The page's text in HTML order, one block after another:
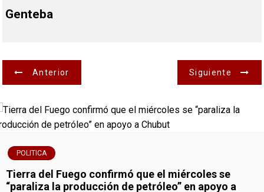
Genteba
N
a
v
e
g
Anterior Siguiente
POLITICA
Tierra del Fuego confirmó que el miércoles se
“paraliza la producción de petróleo” en apoyo a